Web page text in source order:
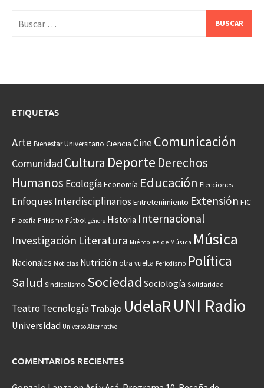
ETIQUETAS
Arte Bienestar Universitario Ciencia CineComunicación
Comunidad Cultura Deporte Derechos
Humanos EcologíaEconomía Educación Elecciones
Enfoques Interdisciplinarios Entretenimiento Extensión FIC
Filosofía Frikismo Fútbol género Historia Internacional
Investigación Literatura Miércoles de Música Música
Nacionales Noticias Nutrición otra vuelta Periodismo Política
Salud Sindicalismo Sociedad Sociología Solidaridad
Teatro Tecnología Trabajo UdelaRUNI Radio
Universidad Universo Alternativo
COMENTARIOS RECIENTES